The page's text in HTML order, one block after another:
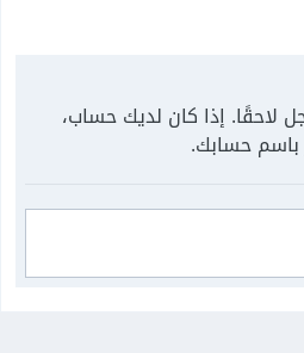
لاحقًا. إذا كان لديك حساب،
باسم حسابك.